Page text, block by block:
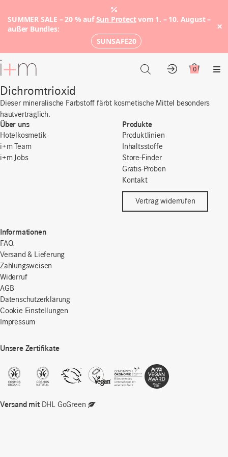
SUMMER SALE – 20 % aufSun Protectvom 1. – 10. August –
außer Bundles:
SUNSAFE20
×
Zum
Hauptinhalt
Konto 0
Dichromtrioxid
Dieser mineralische Farbstoff färbt kosmetische Mittel besonders
hautverträglich.
Über uns
Hotelkosmetik
i+m Team
i+m Jobs
Produkte
Produktlinien
Inhaltsstoffe
Store-Finder
Gratis-Proben
Kontakt
Vertrag widerrufen
Informationen
FAQ
Versand & Lieferung
Zahlungsweisen
Widerruf
AGB
Datenschutzerklärung
Cookie Einstellungen
Impressum
Unsere Zertifikate
Versand mitDHL GoGreen